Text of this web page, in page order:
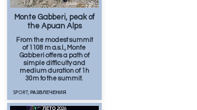
февр. 1 min
19
Monte Gabberi, peak of
the Apuan Alps
From the modest summit
of 1108 m a.s.l., Monte
Gabberi offers a path of
simple difficulty and
medium duration of 1h
30m to the summit.
SPORT, РАЗВЛЕЧЕНИЯ
ЛЕТО 2026